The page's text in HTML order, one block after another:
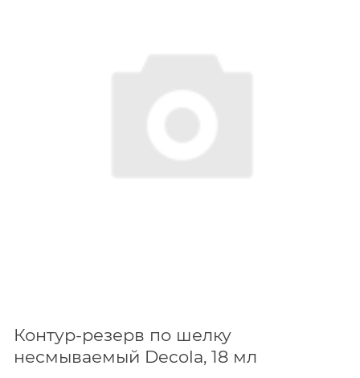
Контур-резерв по шелку
несмываемый Decola, 18 мл